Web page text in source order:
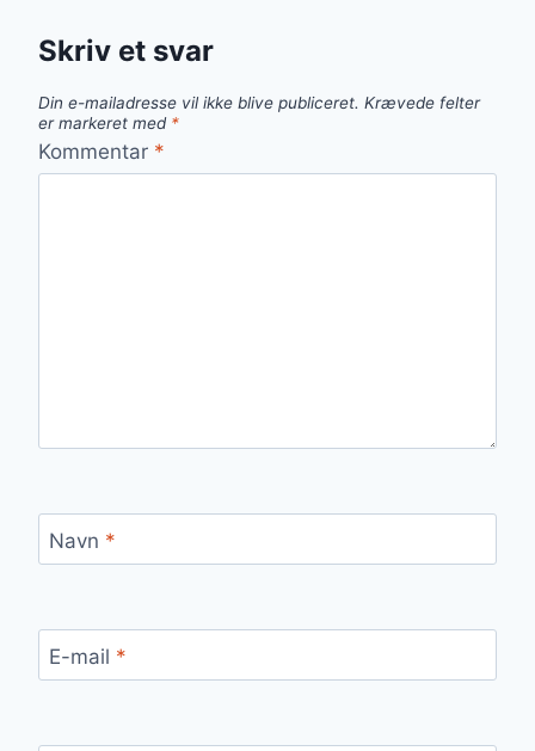
Skriv et svar
Din e-mailadresse vil ikke blive publiceret. Krævede felter
er markeret med *
Kommentar *
Navn *
E-mail *